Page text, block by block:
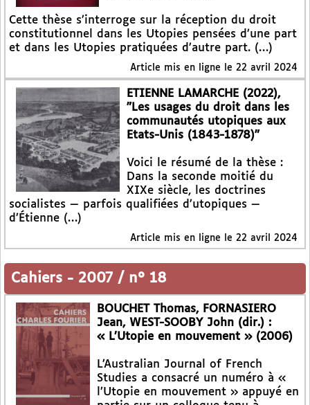
Cette thèse s’interroge sur la réception du droit
constitutionnel dans les Utopies pensées d’une part
et dans les Utopies pratiquées d’autre part. (…)
Article mis en ligne le 22 avril 2024
ETIENNE LAMARCHE (2022),
"Les usages du droit dans les
communautés utopiques aux
Etats-Unis (1843-1878)"
Voici le résumé de la thèse :
Dans la seconde moitié du
XIXe siècle, les doctrines
socialistes — parfois qualifiées d’utopiques —
d’Étienne (…)
Article mis en ligne le 22 avril 2024
Cahiers - 2007 / n° 18
BOUCHET Thomas, FORNASIERO
Jean, WEST-SOOBY John (dir.) :
« L’Utopie en mouvement » (2006)
L’Australian Journal of French
Studies a consacré un numéro à «
l’Utopie en mouvement » appuyé en